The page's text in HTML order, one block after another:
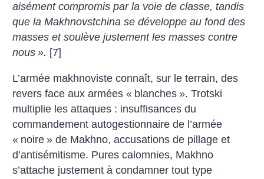
aisément compromis par la voie de classe, tandis
que la Makhnovstchina se développe au fond des
masses et soulève justement les masses contre
nous ». [7]
L’armée makhnoviste connaît, sur le terrain, des
revers face aux armées « blanches ». Trotski
multiplie les attaques : insuffisances du
commandement autogestionnaire de l’armée
« noire » de Makhno, accusations de pillage et
d’antisémitisme. Pures calomnies, Makhno
s’attache justement à condamner tout type